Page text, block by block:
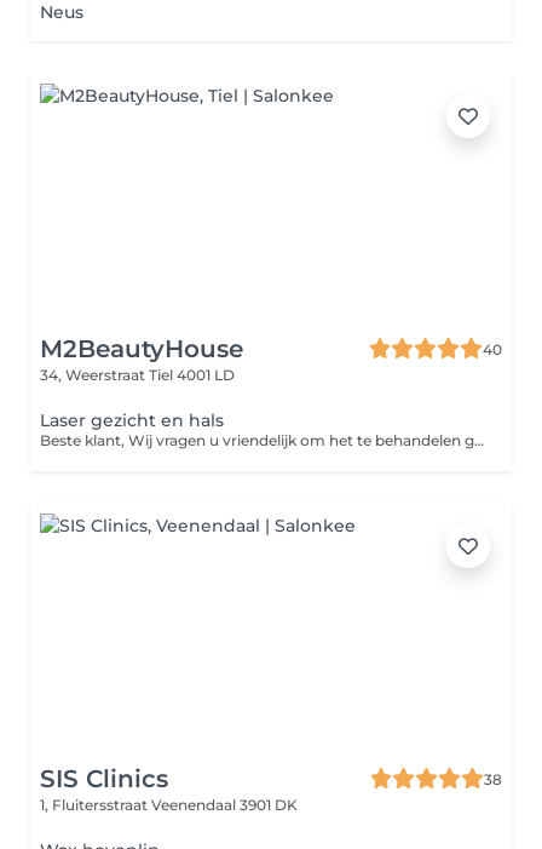
Neus
M2BeautyHouse
40
34, Weerstraat Tiel 4001 LD
Laser gezicht en hals
Beste klant, Wij vragen u vriendelijk om het te behandelen gebied 24 uur vóór de laserbehandeling te scheren. Zo kunnen we de behandeling veiliger en effectiever uitvoeren.
SIS Clinics
38
1, Fluitersstraat Veenendaal 3901 DK